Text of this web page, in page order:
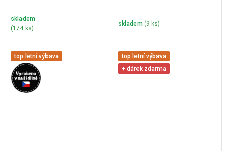
skladem
(174 ks)
skladem (9 ks)
top letní výbava
top letní výbava
+ dárek zdarma